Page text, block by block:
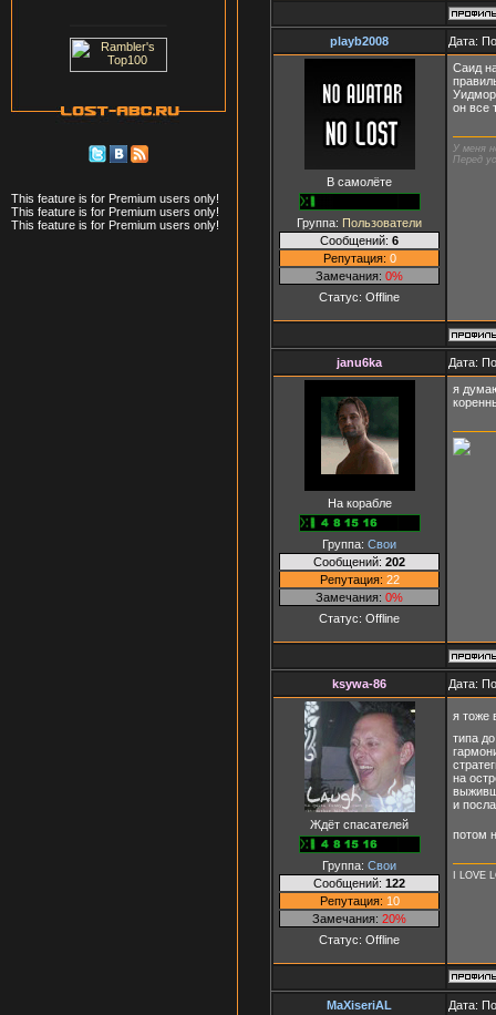
This feature is for Premium users only!
This feature is for Premium users only!
This feature is for Premium users only!
playb2008 Дата:
В самолёте
Группа: Пользователи
Сообщений: 6
Репутация: 0
Замечания: 0%
Статус: Offline
Саид
Уидмор
он все
У меня
Перед
janu6ka Дата:
На корабле
Группа: Свои
Сообщений: 202
Репутация: 22
Замечания: 0%
Статус: Offline
я
ksywa-86 Дата:
Ждёт спасателей
Группа: Свои
Сообщений: 122
Репутация: 10
Замечания: 20%
Статус: Offline
я тоже
типа
на
и
потом
I LOVE
MaXiseriAL Дата: